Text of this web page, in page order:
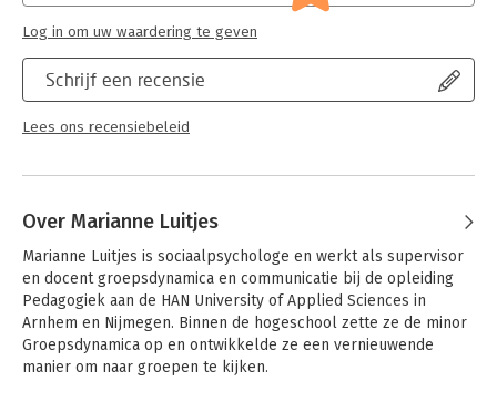
Schrijf een recensie
Lees ons recensiebeleid
Log in om uw waardering te geven
Over Marianne Luitjes
Marianne Luitjes is sociaalpsychologe en werkt als supervisor
en docent groepsdynamica en communicatie bij de opleiding
Pedagogiek aan de HAN University of Applied Sciences in
Arnhem en Nijmegen. Binnen de hogeschool zette ze de minor
Groepsdynamica op en ontwikkelde ze een vernieuwende
manier om naar groepen te kijken.